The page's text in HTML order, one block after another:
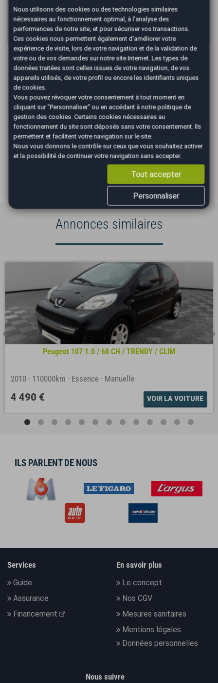
données à titre indicatif et non contractuelles. Afin de respecter les
dispositions de l'article L331.-4 du code de la consommation.
Crédit sans assurance. Voir conditions en agence.
Les Avantages AutoEasy
Occasions
sélectionnées
vérifiées et
garanties
Véhicule au
juste prix
Gestion
(cession, carte grise,
Annonces similaires
Peugeot 107 1.0 / 68 CH / TRENDY / CLIM
2010 - 110000km - Essence - Manuelle
4 490 € VOIR LA VOITURE
ILS PARLENT DE NOUS
Services
Guide
Assurance
Financement
En savoir plus
Le concept
Nos CGV
Mesures sanitaires
Mentions légales
Données personnelles
Nous suivre
Nous utilisons des cookies ou des technologies similaires
nécessaires au fonctionnement optimal, à l'analyse des
performances de notre site, et pour sécuriser vos transactions.
Ces cookies nous permettent également d'améliorer votre
expérience de visite, lors de votre navigation et de la validation de
votre ou de vos demandes sur notre site Internet. Les types de
données traitées sont celles issues de votre navigation, de vos
appareils utilisés, de votre profil ou encore les identifiants uniques
de cookies.
Vous pouvez révoquer votre consentement à tout moment en
cliquant sur "Personnaliser" ou en accédant à notre politique de
gestion des cookies. Certains cookies nécessaires au
fonctionnement du site sont déposés sans votre consentement. Ils
permettent et facilitent votre navigation sur le site.
Nous vous donnons le contrôle sur ceux que vous souhaitez activer
et la possibilité de continuer votre navigation sans accepter.
Tout accepter
Personnaliser